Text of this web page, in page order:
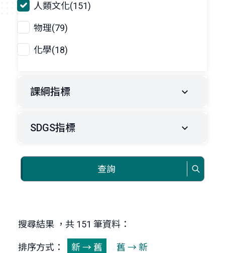
人類文化(151)
物理(79)
化學(18)
課綱指標
SDGS指標
查詢
搜尋結果 ，共 151 筆資料：
排序方式： 新 → 舊 舊 → 新